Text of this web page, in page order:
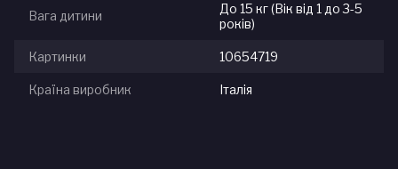
Вага дитини
До 15 кг (Вік від 1 до 3-5
років)
Картинки 10654719
Країна виробник Італія